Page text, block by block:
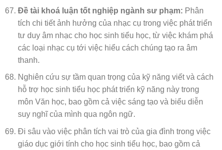
Đề tài khoá luận tốt nghiệp ngành sư phạm: Phân
tích chi tiết ảnh hưởng của nhạc cụ trong việc phát triển
tư duy âm nhạc cho học sinh tiểu học, từ việc khám phá
các loại nhạc cụ tới việc hiểu cách chúng tạo ra âm
thanh.
Nghiên cứu sự tầm quan trọng của kỹ năng viết và cách
hỗ trợ học sinh tiểu học phát triển kỹ năng này trong
môn Văn học, bao gồm cả việc sáng tạo và biểu diễn
suy nghĩ của mình qua ngôn ngữ.
Đi sâu vào việc phân tích vai trò của gia đình trong việc
giáo dục giới tính cho học sinh tiểu học, bao gồm cả